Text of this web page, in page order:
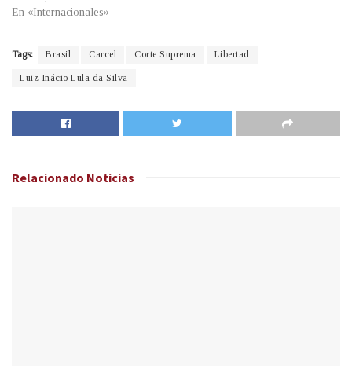
En «Internacionales»
Tags: Brasil Carcel Corte Suprema Libertad
Luiz Inácio Lula da Silva
Relacionado Noticias